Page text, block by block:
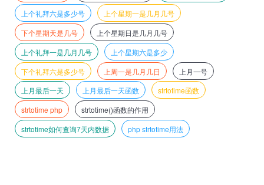
上个礼拜六是多少号
上个星期一是几月几号
下个星期天是几号
上个星期日是几月几号
上个礼拜一是几月几号
上个星期六是多少
下个礼拜六是多少号
上周一是几月几日
上月一号
上月最后一天
上月最后一天函数
strtotime函数
strtotime php
strtotime()函数的作用
strtotime如何查询7天内数据
php strtotime用法